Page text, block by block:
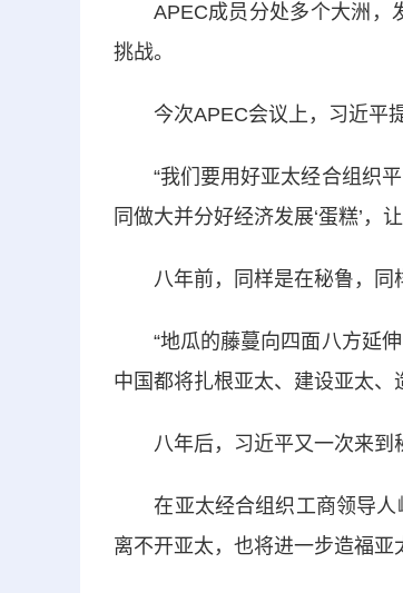
APEC成员分处多个大洲，发
挑战。
今次APEC会议上，习近平提
“我们要用好亚太经合组织平
同做大并分好经济发展‘蛋糕’，
八年前，同样是在秘鲁，同样
“地瓜的藤蔓向四面八方延伸
中国都将扎根亚太、建设亚太、
八年后，习近平又一次来到
在亚太经合组织工商领导人
离不开亚太，也将进一步造福